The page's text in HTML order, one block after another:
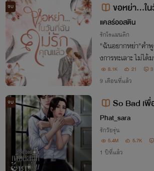
จบ
ขอหย่า...ใ
ว
แคลร์ออสติน
รักโรแมนติก
"ฉันอยากหย่า"คำ
งการทะเลาะ ไม่ได้
สียงตะโกนหรือการ
า... แต่ชัดเจนเบาก
นักกว่าโลกทั้งใบของ
8.1K 21 3
9 เดือนที่แล้ว
จบ
So Bad เ
NC20+++
Phat_sara
รักวัยรุ่น
5.4M 5.7K
1 ปีที่แล้ว